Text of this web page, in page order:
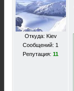
Откуда: Kiev
Сообщений: 1
Репутация: 11